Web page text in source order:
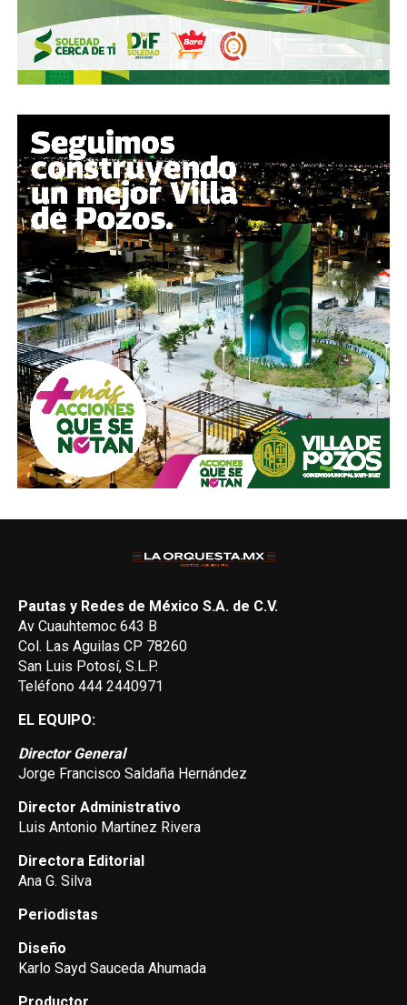
Pautas y Redes de México S.A. de C.V.
Av Cuauhtemoc 643 B
Col. Las Aguilas CP 78260
San Luis Potosí, S.L.P.
Teléfono 444 2440971
EL EQUIPO:
Director General
Jorge Francisco Saldaña Hernández
Director Administrativo
Luis Antonio Martínez Rivera
Directora Editorial
Ana G. Silva
Periodistas
Diseño
Karlo Sayd Sauceda Ahumada